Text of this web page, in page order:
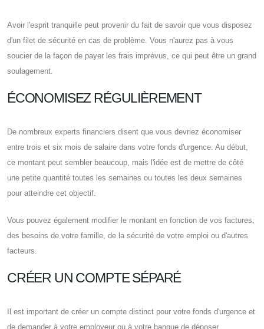
Avoir l'esprit tranquille peut provenir du fait de savoir que vous disposez
d'un filet de sécurité en cas de problème. Vous n'aurez pas à vous
soucier de la façon de payer les frais imprévus, ce qui peut être un grand
soulagement.
ÉCONOMISEZ RÉGULIÈREMENT
De nombreux experts financiers disent que vous devriez économiser
entre trois et six mois de salaire dans votre fonds d'urgence. Au début,
ce montant peut sembler beaucoup, mais l'idée est de mettre de côté
une petite quantité toutes les semaines ou toutes les deux semaines
pour atteindre cet objectif.
Vous pouvez également modifier le montant en fonction de vos factures,
des besoins de votre famille, de la sécurité de votre emploi ou d'autres
facteurs.
CRÉER UN COMPTE SÉPARÉ
Il est important de créer un compte distinct pour votre fonds d'urgence et
de demander à votre employeur ou à votre banque de déposer